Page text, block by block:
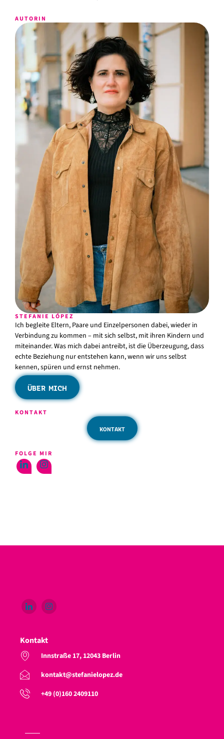
AUTORIN
STEFANIE LÓPEZ
Ich begleite Eltern, Paare und Einzelpersonen dabei, wieder in
Verbindung zu kommen – mit sich selbst, mit ihren Kindern und
miteinander. Was mich dabei antreibt, ist die Überzeugung, dass
echte Beziehung nur entstehen kann, wenn wir uns selbst
kennen, spüren und ernst nehmen.
ÜBER MICH
KONTAKT
KONTAKT
FOLGE MIR
Kontakt
Innstraße 17, 12043 Berlin
kontakt@stefanielopez.de
+49 (0)160 2409110